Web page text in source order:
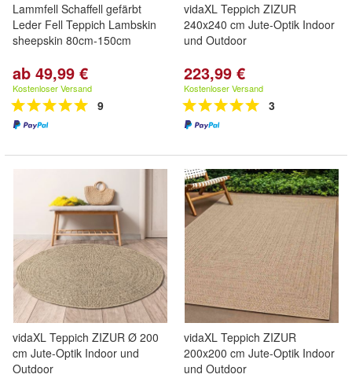
Lammfell Schaffell gefärbt
Leder Fell Teppich Lambskin
sheepskin 80cm-150cm
ab 49,99 €
Kostenloser Versand
9
vidaXL Teppich ZIZUR
240x240 cm Jute-Optik Indoor
und Outdoor
223,99 €
Kostenloser Versand
3
vidaXL Teppich ZIZUR Ø 200
cm Jute-Optik Indoor und
Outdoor
vidaXL Teppich ZIZUR
200x200 cm Jute-Optik Indoor
und Outdoor